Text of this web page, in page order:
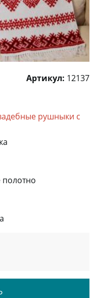
Артикул: 12137
рушныки с
полотно